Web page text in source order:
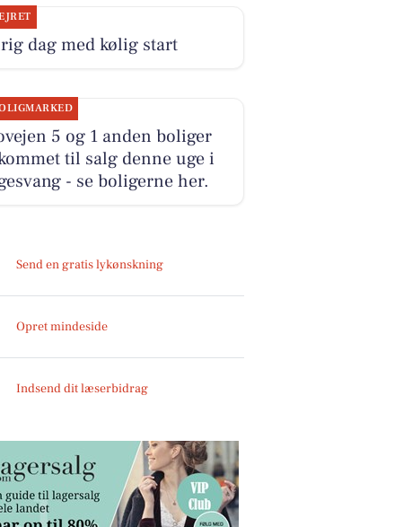
dag med kølig start
5 og 1 anden boliger
til salg denne uge i
- se boligerne her.
Send en gratis lykønskning
Opret mindeside
Indsend dit læserbidrag